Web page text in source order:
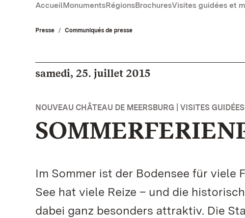
AccueilMonumentsRégionsBrochuresVisites guidées et
Presse Communiqués de presse
samedi, 25. juillet 2015
NOUVEAU CHÂTEAU DE MEERSBURG | VISITES
Im Sommer ist der Bodensee für viele
See hat viele Reize – und die
dabei ganz besonders attraktiv. Die